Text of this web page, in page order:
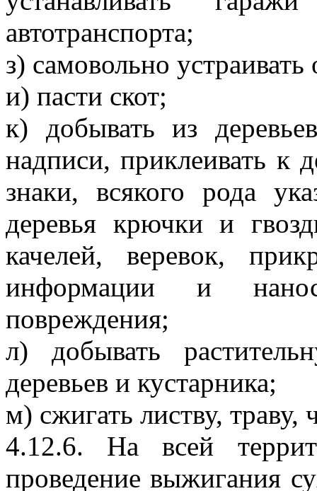
автотранспорта;
з) самовольно
и) пасти скот;
к) добывать из
надписи, приклеивать к
знаки, всякого рода
деревья крючки и
качелей, веревок,
информации и
повреждения;
л) добывать
деревьев и кустарника;
м) сжигать листву, траву,
4.12.6. На всей
проведение выжигания